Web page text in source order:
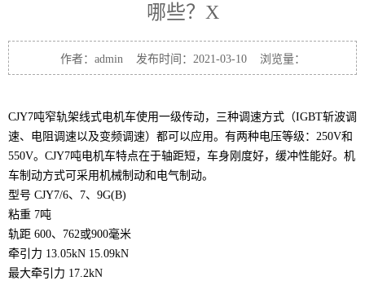
哪些？X
作者：admin 发布时间：2021-03-10 浏览量：
CJY7吨窄轨架线式电机车使用一级传动，三种调速方式（IGBT斩波调
速、电阻调速以及变频调速）都可以应用。有两种电压等级：250V和
550V。CJY7吨电机车特点在于轴距短，车身刚度好，缓冲性能好。机
车制动方式可采用机械制动和电气制动。
型号 CJY7/6、7、9G(B)
粘重 7吨
轨距 600、762或900毫米
牵引力 13.05kN 15.09kN
最大牵引力 17.2kN